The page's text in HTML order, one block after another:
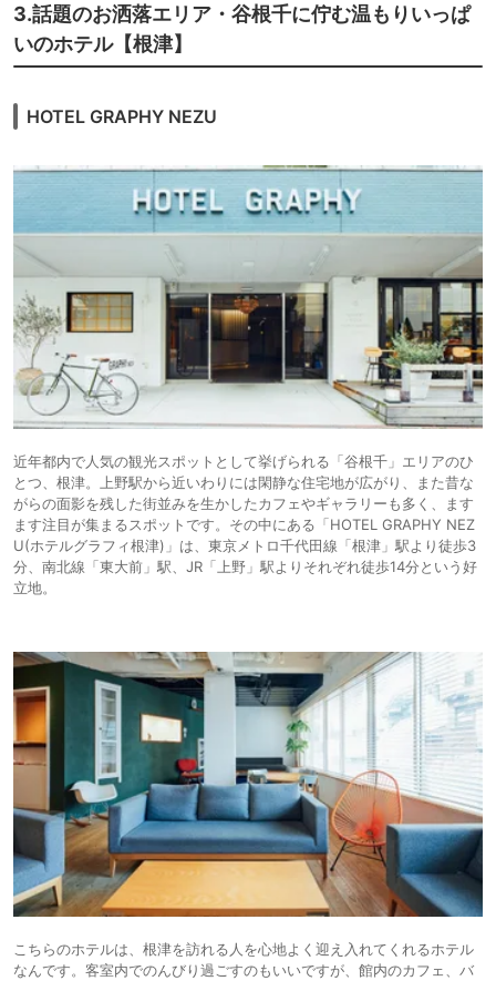
3.話題のお洒落エリア・谷根千に佇む温もりいっぱ
いのホテル【根津】
HOTEL GRAPHY NEZU
近年都内で人気の観光スポットとして挙げられる「谷根千」エリアのひ
とつ、根津。上野駅から近いわりには閑静な住宅地が広がり、また昔な
がらの面影を残した街並みを生かしたカフェやギャラリーも多く、ます
ます注目が集まるスポットです。その中にある「HOTEL GRAPHY NEZ
U(ホテルグラフィ根津)」は、東京メトロ千代田線「根津」駅より徒歩3
分、南北線「東大前」駅、JR「上野」駅よりそれぞれ徒歩14分という好
立地。
こちらのホテルは、根津を訪れる人を心地よく迎え入れてくれるホテル
なんです。客室内でのんびり過ごすのもいいですが、館内のカフェ、バ